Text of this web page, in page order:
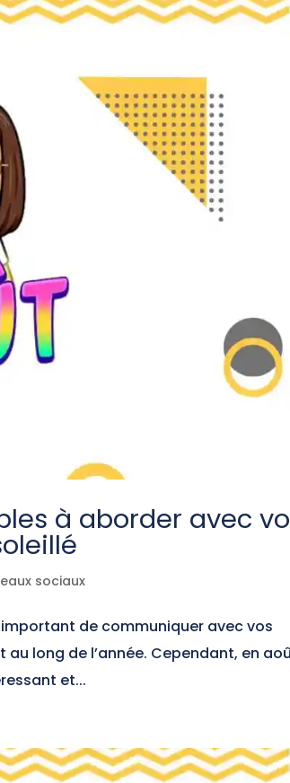
à aborder avec
sociaux
de communiquer avec vos
long de l’année. Cependant, en
et...